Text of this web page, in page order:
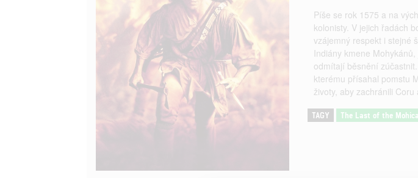
Píše se rok 1575 a na
kolonisty. V jejich řadách
vzájemný respekt i stejné
Indiány kmene
odmítají běsnění
kterému přísahal pomstu
životy, aby zachránili
TAGY The Last of the